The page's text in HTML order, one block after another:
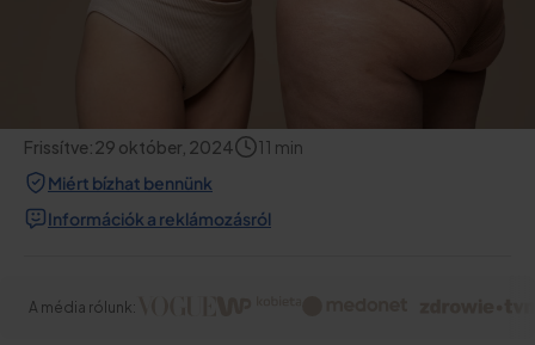
Frissítve:29 október, 2024 11 min
Miért bízhat bennünk
Információk a reklámozásról
A média rólunk: